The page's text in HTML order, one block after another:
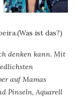
ist das?)
denken kann. Mit
auf Mamas
Pinseln, Aquarell